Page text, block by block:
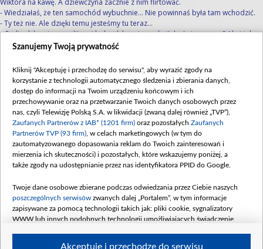
Wiktora na kawę. A dziewczyna zacznie z nim flirtować.
- Wiedziałaś, że ten samochód wybuchnie... Nie powinnaś była tam wchodzić.
- Ty też nie. Ale dzięki temu jesteśmy tu teraz...
- Czyli gdyby nie wywaliło mi bębenków, nie umówiłabyś się ze mną? Ale i tak
warto było...
Sekundę później randka młodych zmieni się jednak w dramat. Tomek straci
nagle wzrok i zemdleje. A gdy w końcu odzyska przytomność – na nowo w
szpitalu - wyzna Zosi, że ma nowotwór mózgu: złośliwego glejaka. Strażak
odmówi dalszego leczenia – pewien, że i tak czeka go tylko śmierć. A Zosia,
słuchając go, będzie w szoku.
- Możesz mieć operację…
- I na 90 procent stracić wzrok. Bez żadnej gwarancji, że to coś da…
- Przynajmniej będziesz mieć szansę!
- Marną, Zosia… Chciałbym cię jeszcze zobaczyć.
- A ja chcę, żebyś żył… Musisz żyć. Tomek, zrób to... Dla mnie!
rozwinie się jego znajomość z Zosią?
Odpowiedź tylko na antenie TVP2, w premierowych odcinkach serialu...
Zapraszamy gorąco!
Szanujemy Twoją prywatność
Kliknij "Akceptuję i przechodzę do serwisu", aby wyrazić zgody na
korzystanie z technologii automatycznego śledzenia i zbierania danych,
dostęp do informacji na Twoim urządzeniu końcowym i ich
przechowywanie oraz na przetwarzanie Twoich danych osobowych przez
nas, czyli Telewizję Polską S.A. w likwidacji (zwaną dalej również „TVP”),
Zaufanych Partnerów z IAB* (1201 firm) oraz pozostałych Zaufanych
Partnerów TVP (93 firm) , w celach marketingowych (w tym do
zautomatyzowanego dopasowania reklam do Twoich zainteresowań i
mierzenia ich skuteczności) i pozostałych, które wskazujemy poniżej, a
także zgody na udostępnianie przez nas identyfikatora PPID do Google.
Twoje dane osobowe zbierane podczas odwiedzania przez Ciebie naszych
poszczególnych serwisów zwanych dalej „Portalem”, w tym informacje
zapisywane za pomocą technologii takich jak: pliki cookie, sygnalizatory
WWW lub innych podobnych technologii umożliwiających świadczenie
Akceptuję i przechodzę do serwisu